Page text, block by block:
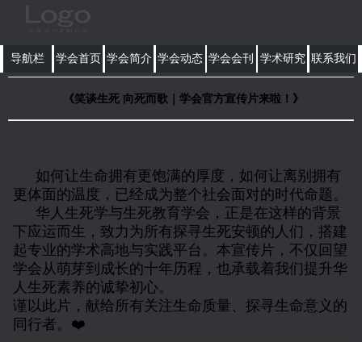
导航栏 学会首页 学会简介 学会动态 学会会刊 学术研究 联系我们
《笑谈生死 向死而歌｜学会官方宣传片来啦！》
如何让生命拥有更饱满的厚度，如何让离别拥有
更体面的温度，已经成为整个社会面对的时代命题。
华人生死学与生死教育学会，正是在这样的背景
下应运而生，致力为所有探寻生死安顿的人们，搭建
起专业的学术高地与实践平台。本宣传片，不仅回望
学会从萌芽到成长的十年历程，也承载着我们提升华
人生死素养的诚挚初心。
谨以此片，献给所有关注生命质量、探寻生命意义的
同行者。❤️